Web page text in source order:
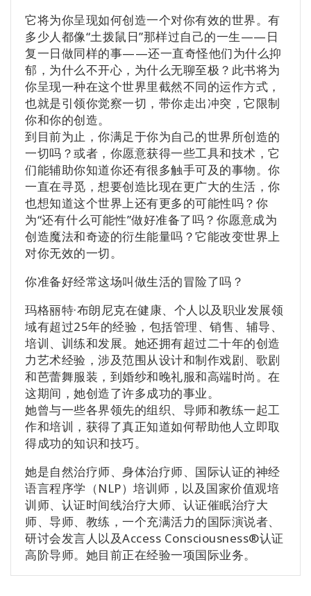
它将为你呈现如何创造一个对你有效的世界。有
多少人都像“土拨鼠日”那样过自己的一生——日
复一日做同样的事——还一直奇怪他们为什么抑
郁，为什么不开心，为什么无聊至极？此书将为
你呈现一种在这个世界里截然不同的运作方式，
也就是引领你觉察一切，带你走出冲突，它限制
你和你的创造。
到目前为止，你满足于你为自己的世界所创造的
一切吗？或者，你愿意获得一些工具和技术，它
们能辅助你知道你还有很多触手可及的事物。你
一直在寻觅，想要创造比现在更广大的生活，你
也想知道这个世界上还有更多的可能性吗？你
为“还有什么可能性”做好准备了吗？你愿意成为
创造魔法和奇迹的衍生能量吗？它能改变世界上
对你无效的一切。
你准备好经常这场叫做生活的冒险了吗？
玛格丽特·布朗尼克在健康、个人以及职业发展领
域有超过25年的经验，包括管理、销售、辅导、
培训、训练和发展。她还拥有超过二十年的创造
力艺术经验，涉及范围从设计和制作戏剧、歌剧
和芭蕾舞服装，到婚纱和晚礼服和高端时尚。在
这期间，她创造了许多成功的事业。
她曾与一些各界领先的组织、导师和教练一起工
作和培训，获得了真正知道如何帮助他人立即取
得成功的知识和技巧。
她是自然治疗师、身体治疗师、国际认证的神经
语言程序学（NLP）培训师，以及国家价值观培
训师、认证时间线治疗大师、认证催眠治疗大
师、导师、教练，一个充满活力的国际演说者、
研讨会发言人以及Access Consciousness®认证
高阶导师。她目前正在经验一项国际业务。